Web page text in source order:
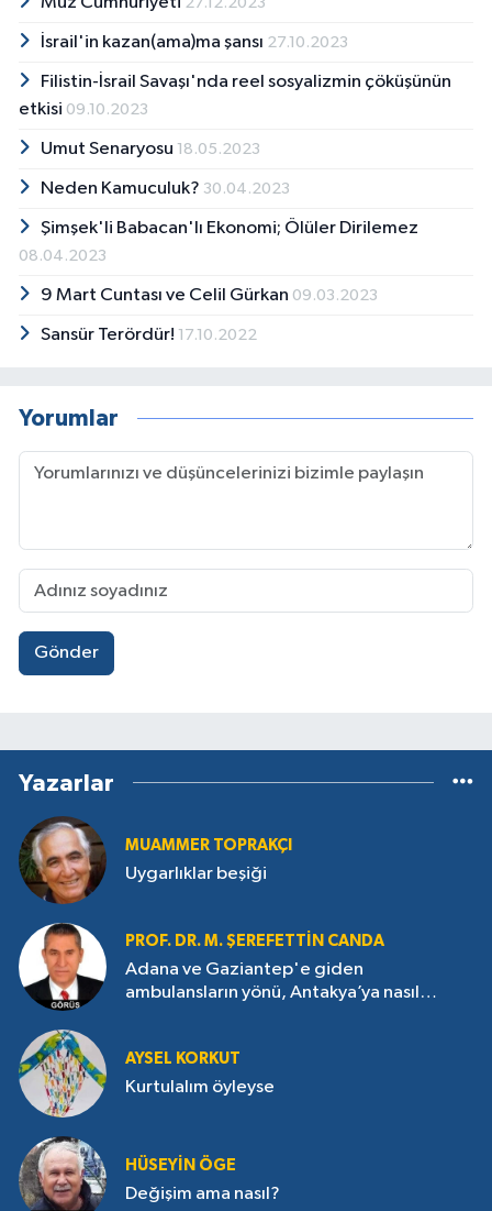
öğrenci topluluklarının çıkardığı amatör
dergilerde karikatüristlik yaptı.
İsrail'in kazan(ama)ma şansı 27.10.2023
Filistin-İsrail Savaşı'nda reel sosyalizmin çöküşünün
etkisi 09.10.2023
Umut Senaryosu 18.05.2023
Neden Kamuculuk? 30.04.2023
Şimşek'li Babacan'lı Ekonomi; Ölüler Dirilemez
08.04.2023
9 Mart Cuntası ve Celil Gürkan 09.03.2023
Sansür Terördür! 17.10.2022
Yorumlar
Gönder
Yazarlar
MUAMMER TOPRAKÇI
Uygarlıklar beşiği
PROF. DR. M. ŞEREFETTIN CANDA
Adana ve Gaziantep'e giden
ambulansların yönü, Antakya’ya nasıl
AYSEL KORKUT
Kurtulalım öyleyse
HÜSEYIN ÖGE
Değişim ama nasıl?